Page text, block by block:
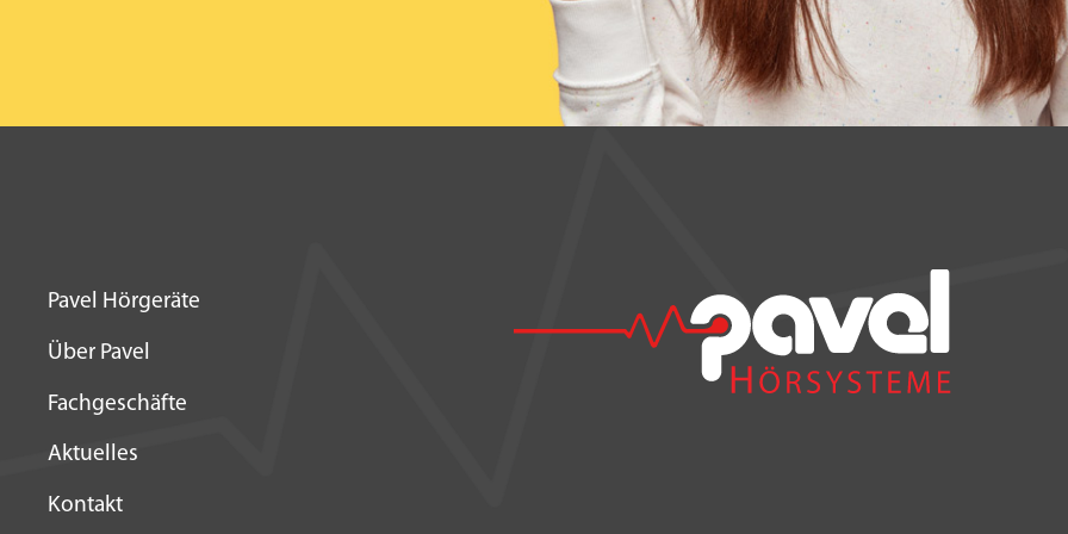
Pavel Hörgeräte
Über Pavel
Fachgeschäfte
Aktuelles
Kontakt